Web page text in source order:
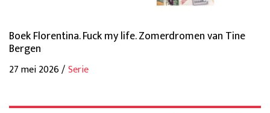
Boek Florentina. Fuck my life. Zomerdromen van Tine
Bergen
27 mei 2026 /Serie